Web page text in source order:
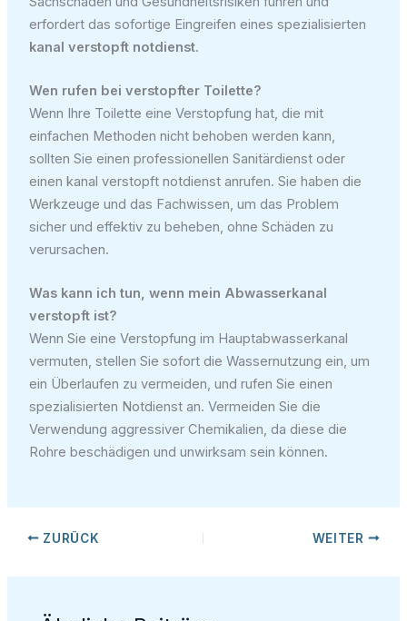
erfordert das sofortige Eingreifen eines spezialisierten
kanal verstopft notdienst.
Wen rufen bei verstopfter Toilette?
Wenn Ihre Toilette eine Verstopfung hat, die mit
einfachen Methoden nicht behoben werden kann,
sollten Sie einen professionellen Sanitärdienst oder
einen kanal verstopft notdienst anrufen. Sie haben die
Werkzeuge und das Fachwissen, um das Problem
sicher und effektiv zu beheben, ohne Schäden zu
verursachen.
Was kann ich tun, wenn mein Abwasserkanal
verstopft ist?
Wenn Sie eine Verstopfung im Hauptabwasserkanal
vermuten, stellen Sie sofort die Wassernutzung ein, um
ein Überlaufen zu vermeiden, und rufen Sie einen
spezialisierten Notdienst an. Vermeiden Sie die
Verwendung aggressiver Chemikalien, da diese die
Rohre beschädigen und unwirksam sein können.
ZURÜCK WEITER